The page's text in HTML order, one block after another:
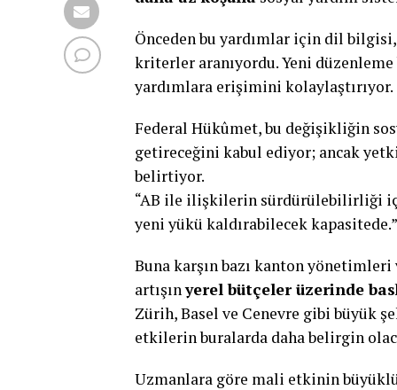
Önceden bu yardımlar için dil
kriterler aranıyordu. Yeni
yardımlara erişimini kolaylaştırıyor.
Federal Hükûmet, bu değişikliğin
getireceğini kabul ediyor; ancak
belirtiyor.
“AB ile ilişkilerin sürdürülebilirliği
yeni yükü kaldırabilecek kapasitede.”
Buna karşın bazı kanton
artışınyerel bütçeler üzerinde
Zürih, Basel ve Cenevre gibi büyük
etkilerin buralarda daha belirgin
Uzmanlara göre mali etkinin